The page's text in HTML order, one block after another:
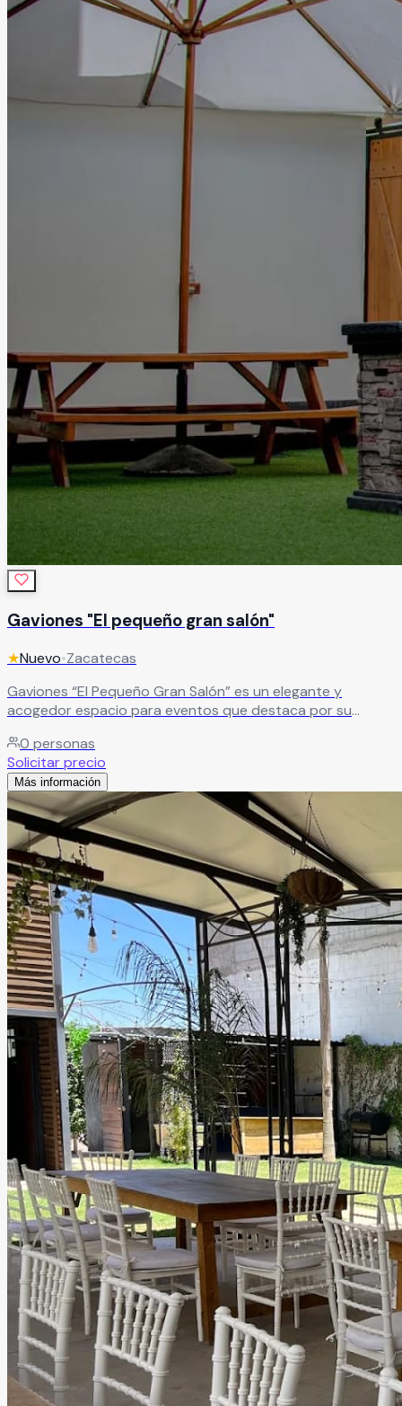
perfecta para compartir junto a familiares y amigos. En Ex-
Hacienda Las Mercedes la historia y la elegancia se unen
para brindar celebraciones memorables en un entorno
lleno de carácter y distinción.
Gaviones "El pequeño gran salón"
★Nuevo•Zacatecas
Gaviones “El Pequeño Gran Salón” es un elegante y
acogedor espacio para eventos que destaca por su
sofisticada llena de encanto. El recinto cuenta con una
hermosa estructura rodeada por una barda curva de
piedra de río que da origen a su nombre, además de un
interior con iluminación espectacular, área de cocina,
barra para bebidas y sistema de sonido, creando el
ambiente perfecto para celebraciones memorables.
También dispone de un jardín exterior con bancas tipo
pícnic y sombrillas gigantes, ideal para bodas íntimas,
aniversarios, cumpleaños, reuniones familiares y eventos
sociales especiales.
Leer más
0 personas
Solicitar precio
Más información